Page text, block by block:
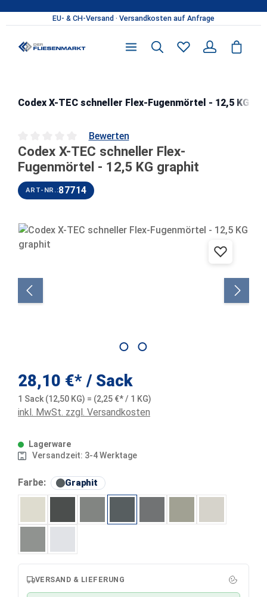
Zum Hauptinhalt springen
Codex X-TEC schneller Flex-Fugenmörtel - 12,5 KG
Durchschnittliche Bewertung von 0 von 5 Sternen
Bewerten
Codex X-TEC schneller Flex-
Fugenmörtel - 12,5 KG graphit
ART-NR.:87714
Bildergalerie überspringen
28,10 €* / Sack
1 Sack (12,50 KG) = (2,25 €* / 1 KG)
inkl. MwSt. zzgl. Versandkosten
Lagerware
Versandzeit: 3-4 Werktage
Farbe: Graphit auswählen
VERSAND & LIEFERUNG